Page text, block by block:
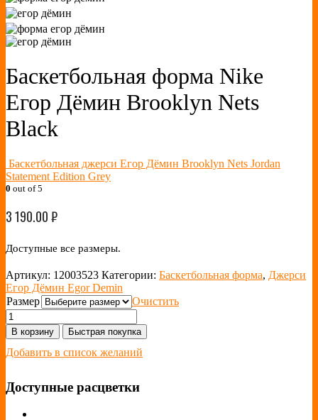
Баскетбольная форма Nike
Егор Дёмин Brooklyn Nets
Black
Баскетбольная джерси Егор Дёмин Brooklyn Nets Jordan
Statement Edition Grey
0 out of 5
3 190.00₽
Доступные все размеры.
Артикул: 12003523 Категории: Баскетбольная форма, Джерси
Егор Дёмин Egor Demin
Размер
Очистить
В корзину Быстрая покупка
Добавить в список желаний
Доступные расцветки